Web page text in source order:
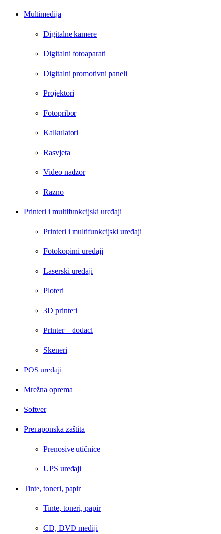
Multimedija
Digitalne kamere
Digitalni fotoaparati
Digitalni promotivni paneli
Projektori
Fotopribor
Kalkulatori
Rasvjeta
Video nadzor
Razno
Printeri i multifunkcijski uređaji
Printeri i multifunkcijski uređaji
Fotokopirni uređaji
Laserski uređaji
Ploteri
3D printeri
Printer – dodaci
Skeneri
POS uređaji
Mrežna oprema
Softver
Prenaponska zaštita
Prenosive utičnice
UPS uređaji
Tinte, toneri, papir
Tinte, toneri, papir
CD, DVD mediji